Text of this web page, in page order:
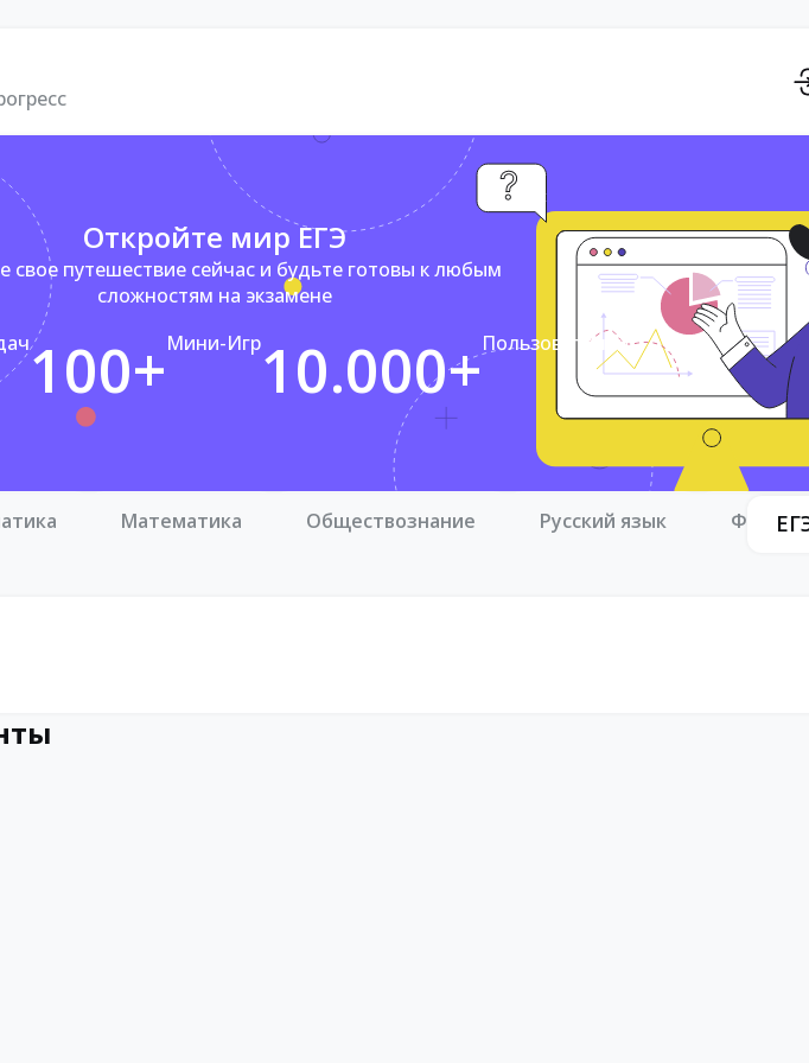
Откройте мир ЕГЭ
свое путешествие сейчас и будьте готовы к любым
сложностям на экзамене
100+Мини-Игр10.000+Пользователей
Математика Обществознание Русский язык Физика